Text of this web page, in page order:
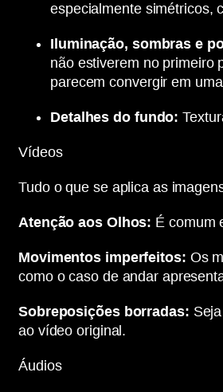
especialmente simétricos,
Iluminação, sombras e
não estiverem no primeiro
parecem convergir em
Detalhes do fundo:
Vídeos
Tudo o que se aplica as
Atenção aos Olhos: É comum
Movimentos imperfeitos: Os
como o caso de andar
Sobreposições borradas:
ao vídeo original.
Áudios